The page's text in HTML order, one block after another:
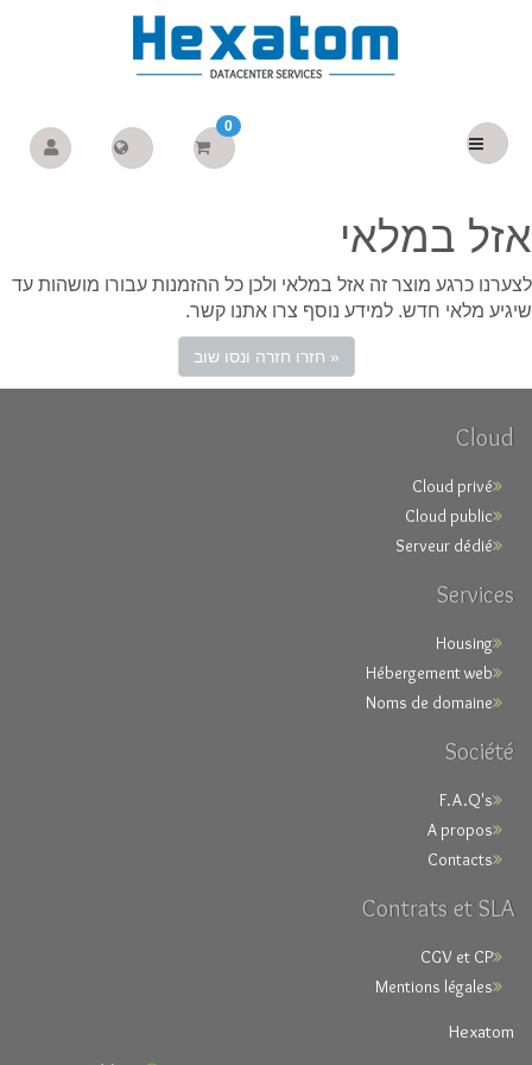
0
אזל במלאי
לצערנו כרגע מוצר זה אזל במלאי ולכן כל ההזמנות עבורו מושהות עד
שיגיע מלאי חדש. למידע נוסף צרו אתנו קשר.
« חזרו חזרה ונסו שוב
Cloud
Cloud privé
Cloud public
Serveur dédié
Services
Housing
Hébergement web
Noms de domaine
Société
F.A.Q's
A propos
Contacts
Contrats et SLA
CGV et CP
Mentions légales
Hexatom